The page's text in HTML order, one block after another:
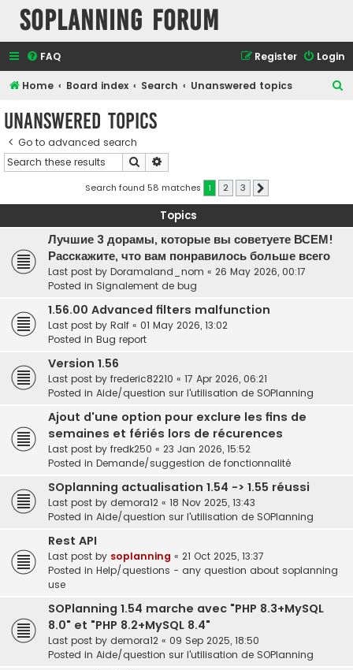
SOPlanning Forum
FAQ Login
Register
Home Board index Search Unanswered topics
Unanswered topics
Go to advanced search
Search
Search found 58 matches 1 2 3
Topics
Лучшие 3 дорамы, которые вы советуете ВСЕМ!
Расскажите, что вам понравилось больше всего
Last post by Doramaland_nom « 26 May 2026, 00:17
Posted in Signalement de bug
1.56.00 Advanced filters malfunction
Last post by Ralf « 01 May 2026, 13:02
Posted in Bug report
Version 1.56
Last post by frederic82210 « 17 Apr 2026, 06:21
Posted in Aide/question sur l'utilisation de SOPlanning
Ajout d'une option pour exclure les fins de
semaines et fériés lors de récurences
Last post by fredk250 « 23 Jan 2026, 15:52
Posted in Demande/suggestion de fonctionnalité
SOplanning actualisation 1.54 -> 1.55 réussi
Last post by demora12 « 18 Nov 2025, 13:43
Posted in Aide/question sur l'utilisation de SOPlanning
Rest API
Last post by soplanning « 21 Oct 2025, 13:37
Posted in Help/questions - any question about soplanning
use
SOPlanning 1.54 marche avec "PHP 8.3+MySQL
8.0" et "PHP 8.2+MySQL 8.4"
Last post by demora12 « 09 Sep 2025, 18:50
Posted in Aide/question sur l'utilisation de SOPlanning